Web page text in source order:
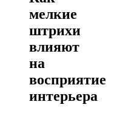
мелкие
штрихи
влияют
на
восприятие
интерьера